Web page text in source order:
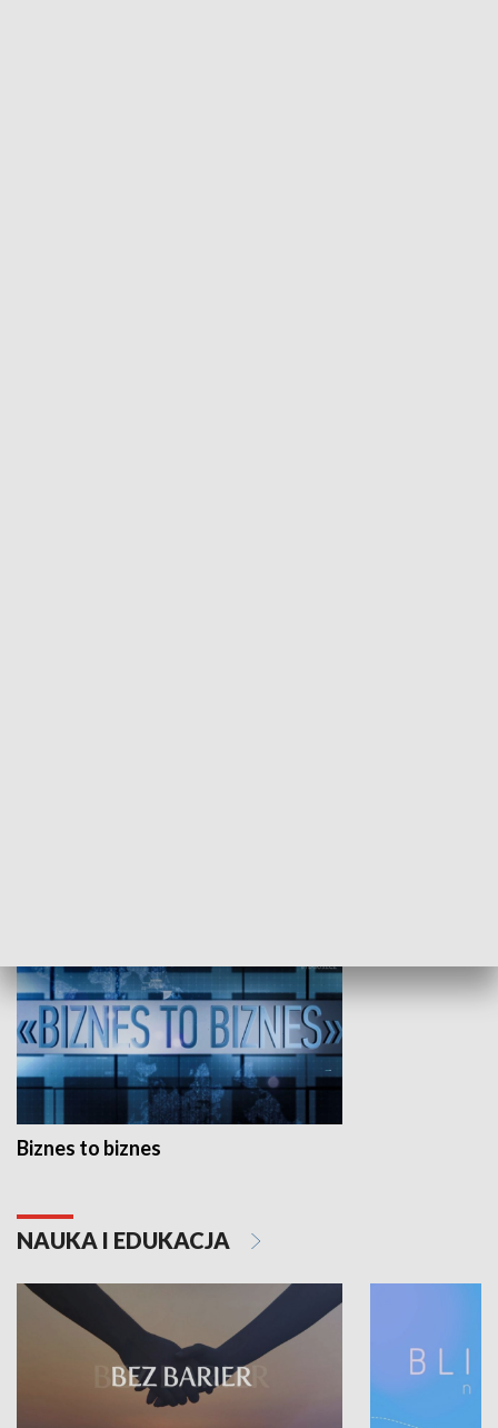
Biznes to biznes
NAUKA I EDUKACJA